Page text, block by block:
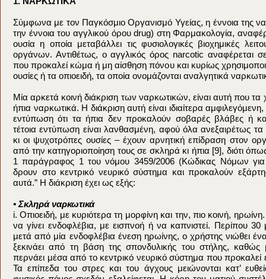
Σύμφωνα με τον Παγκόσμιο Οργανισμό Υγείας, η έννοια της
την έννοια του αγγλικού όρου drug) στη Φαρμακολογία,
ουσία η οποία μεταβάλλει τις φυσιολογικές βιοχημικές
οργάνων. Αντιθέτως, ο αγγλικός όρος narcotic αναφέρεται
που προκαλεί κώμα ή μη αίσθηση πόνου και κυρίως
ουσίες ή τα οπιοειδή, τα οποία ονομάζονται αναλγητικά
Μία αρκετά κοινή διάκριση των ναρκωτικών, είναι αυτή που τα
ήπια ναρκωτικά. Η διάκριση αυτή είναι ιδιαίτερα αμφιλεγόμενη,
εντύπωση ότι τα ήπια δεν προκαλούν σοβαρές βλάβες ή
τέτοια εντύπωση είναι λανθασμένη, αφού όλα ανεξαιρέτως
κι οι ψυχοτρόπες ουσίες – έχουν αρνητική επίδραση στον
από την κατηγοριοποίηση τους σε σκληρά κι ήπια [9], διότι
1 παράγραφος 1 του νόμου 3459/2006 (Κώδικας Νόμων
δρουν στο κεντρικό νευρικό σύστημα και προκαλούν
αυτά.” Η διάκριση έχει ως εξής:
• Σκληρά ναρκωτικά
i. Οπιοειδή, με κυριότερα τη μορφίνη και την, πιο κοινή,
να γίνει ενδοφλέβια, με εισπνοή ή να καπνιστεί. Περίπου
μετά από μία ενδοφλέβια ένεση ηρωίνης, ο χρήστης νιώθει
ξεκινάει από τη βάση της σπονδυλικής του στήλης, καθώς
περνάει μέσα από το κεντρικό νευρικό σύστημα που προκαλεί
Τα επίπεδα του στρες και του άγχους μειώνονται κατ’